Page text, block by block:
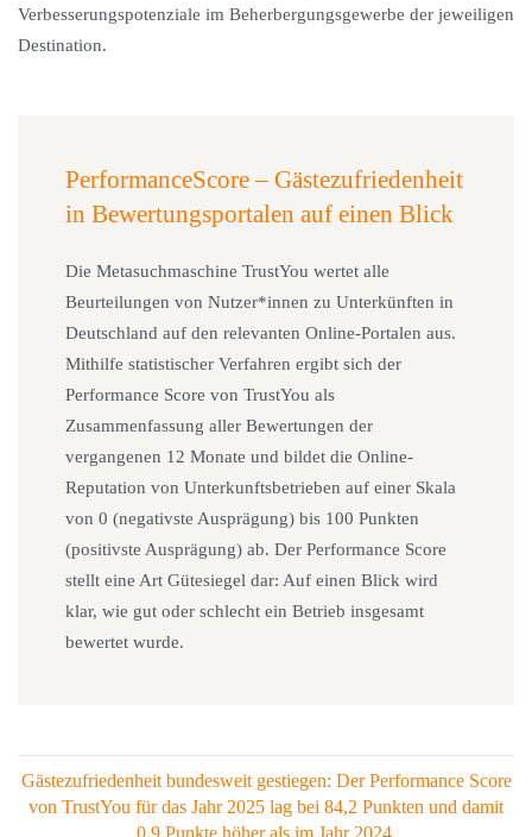
Verbesserungspotenziale im Beherbergungsgewerbe der jeweiligen
Destination.
PerformanceScore – Gästezufriedenheit
in Bewertungsportalen auf einen Blick
Die Metasuchmaschine TrustYou wertet alle
Beurteilungen von Nutzer*innen zu Unterkünften in
Deutschland auf den relevanten Online-Portalen aus.
Mithilfe statistischer Verfahren ergibt sich der
Performance Score von TrustYou als
Zusammenfassung aller Bewertungen der
vergangenen 12 Monate und bildet die Online-
Reputation von Unterkunftsbetrieben auf einer Skala
von 0 (negativste Ausprägung) bis 100 Punkten
(positivste Ausprägung) ab. Der Performance Score
stellt eine Art Gütesiegel dar: Auf einen Blick wird
klar, wie gut oder schlecht ein Betrieb insgesamt
bewertet wurde.
Gästezufriedenheit bundesweit gestiegen: Der Performance Score
von TrustYou für das Jahr 2025 lag bei 84,2 Punkten und damit
0,9 Punkte höher als im Jahr 2024.